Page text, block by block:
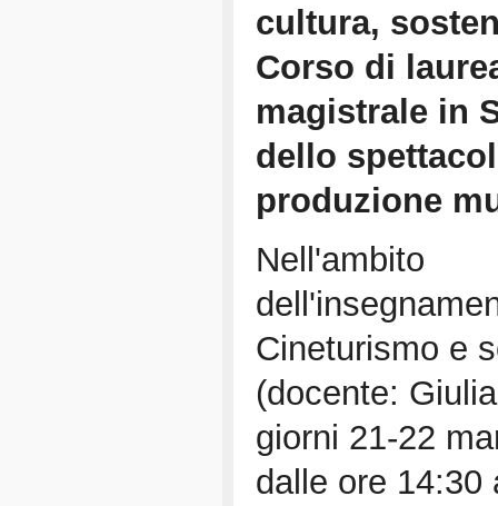
cultura,
Corso di
magistrale in
dello
produzione
Nell'ambito
Cineturismo e
(docente:
giorni 21-22
dalle ore 14:30